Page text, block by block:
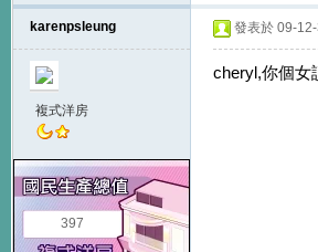
karenpsleung
複式洋房
397
發表於 09-
cheryl,你個女